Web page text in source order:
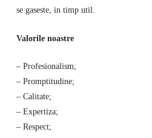
se gaseste, in timp util.
Valorile noastre
– Profesionalism;
– Promptitudine;
– Calitate;
– Expertiza;
– Respect;